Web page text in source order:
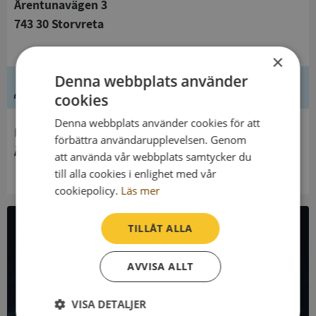
Ärentunavägen 3
743 30 Storvreta
Ledning
Innehavare
Ärentuna Församling
All företagsdata i API
Få all denna företagsinformation i Syna API
Syna API är ett blixtsnabbt API där du kan hämta
×
Denna webbplats använder
cookies
Denna webbplats använder cookies för att
förbättra användarupplevelsen. Genom
att använda vår webbplats samtycker du
till alla cookies i enlighet med vår
cookiepolicy. Läs mer
TILLÅT ALLA
AVVISA ALLT
VISA DETALJER